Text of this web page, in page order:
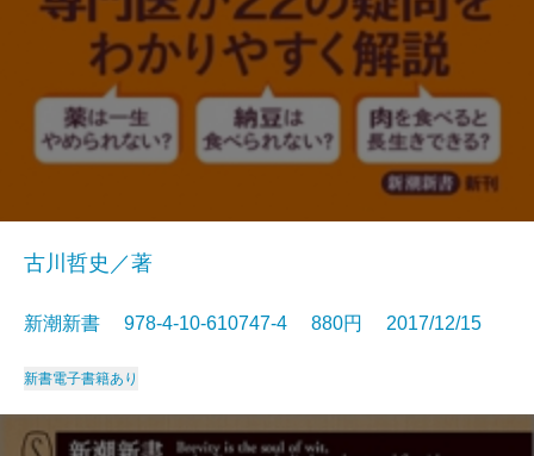
古川哲史／著
新潮新書 978-4-10-610747-4 880円 2017/12/15
新書電子書籍あり